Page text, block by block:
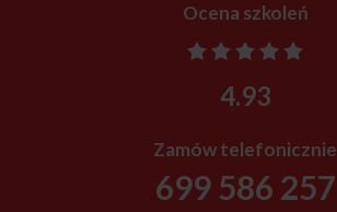
Ocena szkoleń
4.93
Zamów telefonicznie
699 586 257